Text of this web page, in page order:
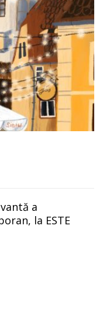
a
la ESTE